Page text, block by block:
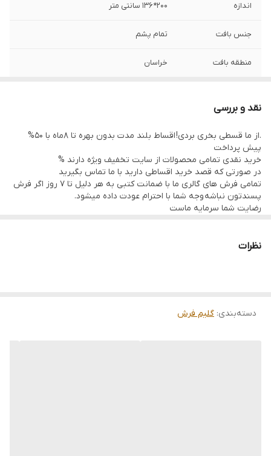
اندازه 200*136 سانتی متر
جنس بافت تمام پشم
منطقه بافت خراسان
نقد و بررسی
.از ما قسطی بخری بردی! اقساط بلند مدت بدون بهره تا 8ماه با 50%
پیش پرداخت
خرید نقدی تمامی محصولات از سایت تخفیف ویژه دارند %
در صورتی که قصد خرید اقساطی دارید با ما تماس بگیرید
تمامی فرش های گالری ما با ضمانت کتبی به هر دلیل تا 7 روز اگر فرش
پسندتون نباشه وجه شما با احترام عودت داده میشود.
رضایت شما سرمایه ماست
از فلسطین اشعالی) پذیرفته میشود
نظرات
دسته‌بندی: گلیم فرش